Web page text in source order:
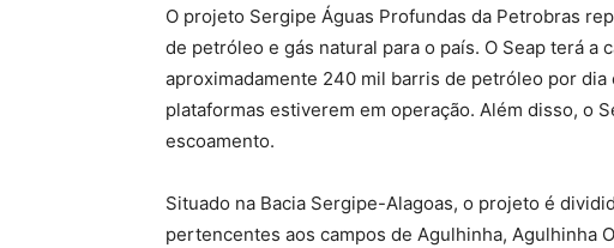
O projeto Sergipe Águas Profundas da Petrobras
de petróleo e gás natural para o país. O Seap terá a
aproximadamente 240 mil barris de petróleo por dia
plataformas estiverem em operação. Além disso, o
escoamento.
Situado na Bacia Sergipe-Alagoas, o projeto é
pertencentes aos campos de Agulhinha, Agulhinha